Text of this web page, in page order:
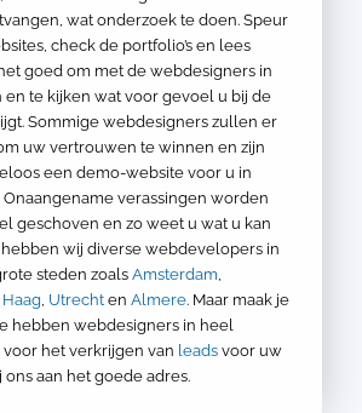
wat onderzoek te doen. Speur
check de portfolio’s en lees
goed om met de webdesigners in
en te kijken wat voor gevoel u bij de
Sommige webdesigners zullen er
uw vertrouwen te winnen en zijn
een demo-website voor u in
Onaangename verassingen worden
geschoven en zo weet u wat u kan
wij diverse webdevelopers in
steden zoals Amsterdam,
Haag, Utrecht en Almere. Maar maak je
hebben webdesigners in heel
voor het verkrijgen van leads voor uw
aan het goede adres.